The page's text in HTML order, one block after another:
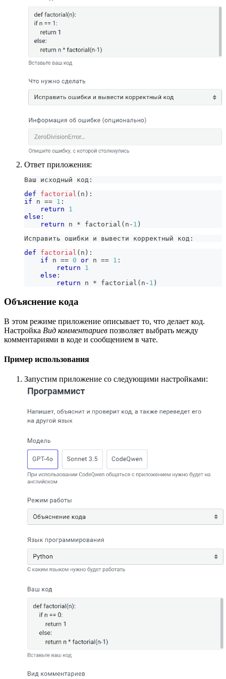
Ответ приложения:
Ваш исходный код:
def
factorial ( n ) :
if n == 1 :
return
1
else :
return n * factorial ( n - 1 )
Исправить ошибки и вывести корректный код:
def
factorial ( n ) :
if n == 0 or n == 1 :
return
1
else :
return n * factorial ( n - 1 )
Объяснение кода
В этом режиме приложение описывает то, что делает код.
Настройка Вид комментариев позволяет выбрать между
комментариями в коде и сообщением в чате.
Пример использования
Запустим приложение со следующими настройками: